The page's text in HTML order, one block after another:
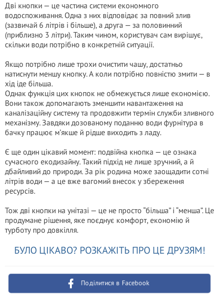
Дві кнопки — це частина системи економного
водоспоживання. Одна з них відповідає за повний злив
(зазвичай 6 літрів і більше), а друга — за половинний
(приблизно 3 літри). Таким чином, користувач сам вирішує,
скільки води потрібно в конкретній ситуації.
Якщо потрібно лише трохи очистити чашу, достатньо
натиснути меншу кнопку. А коли потрібно повністю змити — в
хід іде більша.
Однак функція цих кнопок не обмежується лише економією.
Вони також допомагають зменшити навантаження на
каналізаційну систему та продовжити термін служби зливного
механізму. Завдяки дозованому поданню води фурнітура в
бачку працює м’якше й рідше виходить з ладу.
Є ще один цікавий момент: подвійна кнопка — це ознака
сучасного екодизайну. Такий підхід не лише зручний, а й
дбайливий до природи. За рік родина може заощадити сотні
літрів води — а це вже вагомий внесок у збереження
ресурсів.
Тож дві кнопки на унітазі — це не просто “більша” і “менша”. Це
продумане рішення, яке поєднує комфорт, економію й
турботу про довкілля.
БУЛО ЦІКАВО? РОЗКАЖІТЬ ПРО ЦЕ ДРУЗЯМ!
Поділитися в Facebook